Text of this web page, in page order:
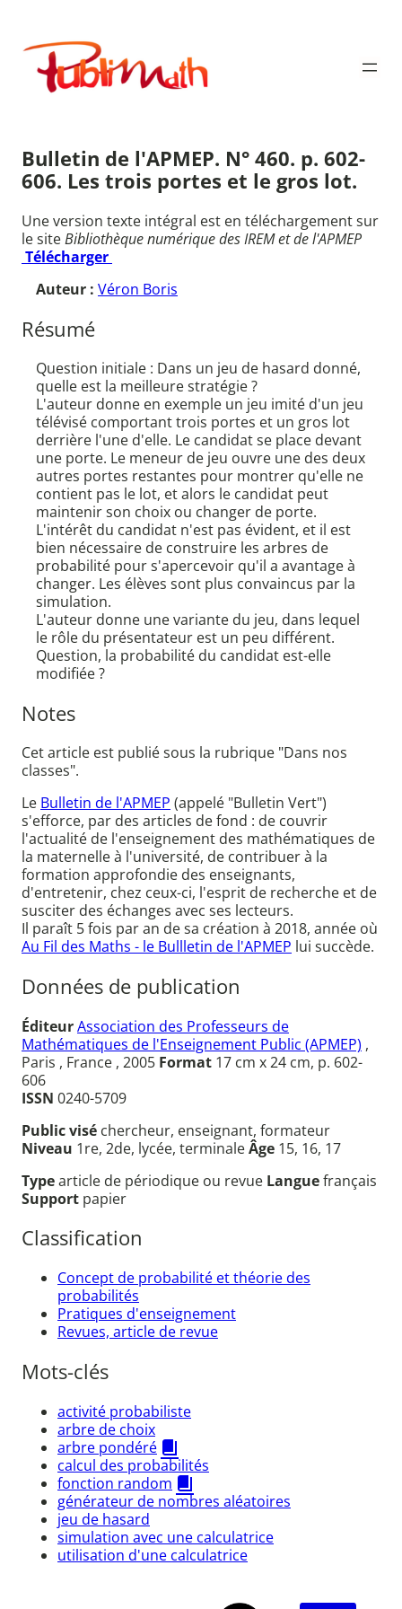
contenu
Publimath
Bulletin de l'APMEP. N° 460. p. 602-
606. Les trois portes et le gros lot.
Une version texte intégral est en téléchargement sur
le siteBibliothèque numérique des IREM et de l'APMEP
Télécharger
Auteur : Véron Boris
Résumé
Question initiale : Dans un jeu de hasard donné,
quelle est la meilleure stratégie ?
L'auteur donne en exemple un jeu imité d'un jeu
télévisé comportant trois portes et un gros lot
derrière l'une d'elle. Le candidat se place devant
une porte. Le meneur de jeu ouvre une des deux
autres portes restantes pour montrer qu'elle ne
contient pas le lot, et alors le candidat peut
maintenir son choix ou changer de porte.
L'intérêt du candidat n'est pas évident, et il est
bien nécessaire de construire les arbres de
probabilité pour s'apercevoir qu'il a avantage à
changer. Les élèves sont plus convaincus par la
simulation.
L'auteur donne une variante du jeu, dans lequel
le rôle du présentateur est un peu différent.
Question, la probabilité du candidat est-elle
modifiée ?
Notes
Cet article est publié sous la rubrique "Dans nos
classes".
Le Bulletin de l'APMEP (appelé "Bulletin Vert")
s'efforce, par des articles de fond : de couvrir
l'actualité de l'enseignement des mathématiques de
la maternelle à l'université, de contribuer à la
formation approfondie des enseignants,
d'entretenir, chez ceux-ci, l'esprit de recherche et de
susciter des échanges avec ses lecteurs.
Il paraît 5 fois par an de sa création à 2018, année où
Au Fil des Maths - le Bullletin de l'APMEP lui succède.
Données de publication
ÉditeurAssociation des Professeurs de
Mathématiques de l'Enseignement Public (APMEP) ,
Paris , France , 2005 Format 17 cm x 24 cm, p. 602-
606
ISSN 0240-5709
Public visé chercheur, enseignant, formateur
Niveau 1re, 2de, lycée, terminaleÂge 15, 16, 17
Typearticle de périodique ou revue Languefrançais
Support papier
Classification
Concept de probabilité et théorie des
probabilités
Pratiques d'enseignement
Revues, article de revue
Mots-clés
activité probabiliste
arbre de choix
arbre pondéré
calcul des probabilités
fonction random
générateur de nombres aléatoires
jeu de hasard
simulation avec une calculatrice
utilisation d'une calculatrice